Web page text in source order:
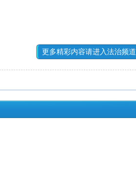
更多精彩内容请进入法治频道